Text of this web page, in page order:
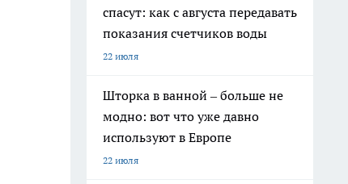
спасут: как с августа передавать
показания счетчиков воды
22 июля
Шторка в ванной – больше не
модно: вот что уже давно
используют в Европе
22 июля